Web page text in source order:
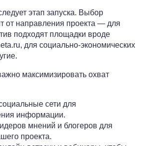
этап запуска. Выбор
от направления проекта — для
подходят площадки вроде
для социально-экономических
максимизировать охват
сети для
информации.
мнений и блогеров для
проекта.